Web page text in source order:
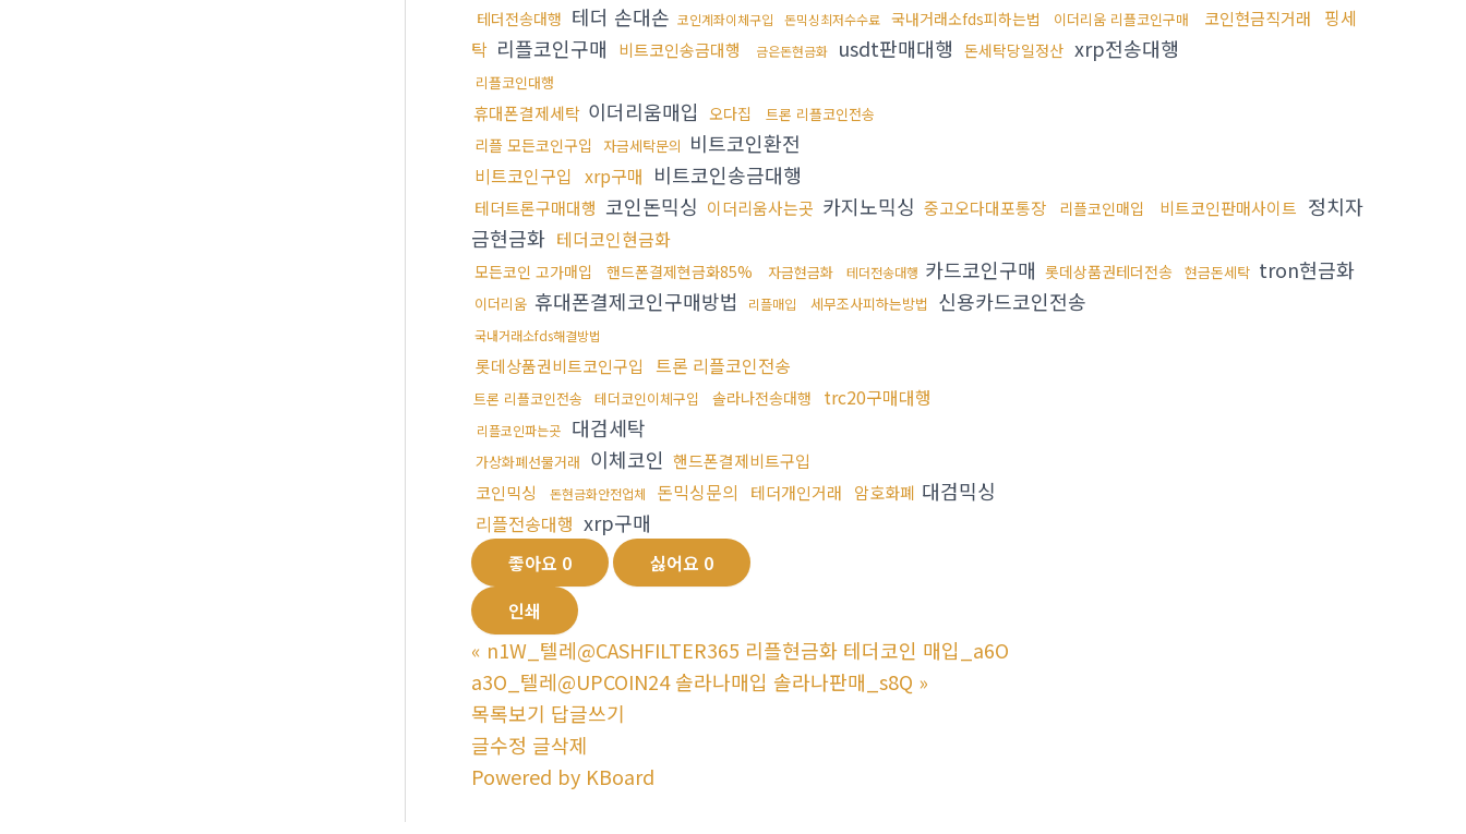
테더전송대행 테더 손대손 코인계좌이체구입 돈믹싱최저수수료 국내거래소fds피하는법 이더리움 리플코인구매 코인현금직거래
핑세
탁 리플코인구매 비트코인송금대행 금은돈현금화 usdt판매대행 돈세탁당일정산 xrp전송대행
리플코인대행
휴대폰결제세탁 이더리움매입 오다집 트론 리플코인전송
리플 모든코인구입 자금세탁문의 비트코인환전
비트코인구입 xrp구매 비트코인송금대행
테더트론구매대행 코인돈믹싱 이더리움사는곳 카지노믹싱 중고오다대포통장 리플코인매입 비트코인판매사이트 정치자
금현금화 테더코인현금화
모든코인 고가매입 핸드폰결제현금화85% 자금현금화 테더전송대행 카드코인구매 롯데상품권테더전송 현금돈세탁 tron현금화
이더리움 휴대폰결제코인구매방법 리플매입 세무조사피하는방법 신용카드코인전송
국내거래소fds해결방법
롯데상품권비트코인구입 트론 리플코인전송
트론 리플코인전송 테더코인이체구입 솔라나전송대행 trc20구매대행
리플코인파는곳 대검세탁
가상화폐선물거래 이체코인 핸드폰결제비트구입
코인믹싱
돈현금화안전업체 돈믹싱문의 테더개인거래 암호화폐 대검믹싱
리플전송대행 xrp구매
좋아요 0 싫어요 0
인쇄
« n1W_텔레@CASHFILTER365 리플현금화 테더코인 매입_a6O
a3O_텔레@UPCOIN24 솔라나매입 솔라나판매_s8Q »
목록보기 답글쓰기
글수정 글삭제
Powered by KBoard